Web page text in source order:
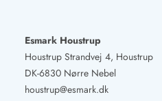
Esmark Houstrup
Houstrup Strandvej 4, Houstrup
DK-6830 Nørre Nebel
houstrup@esmark.dk